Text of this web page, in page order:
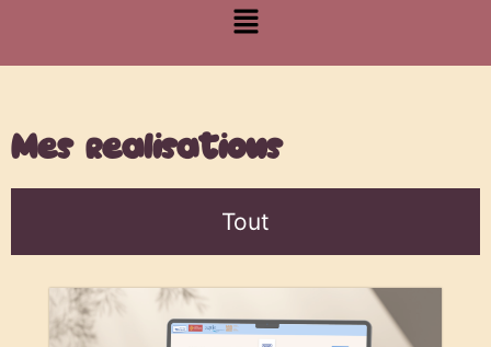
Mes réalisations
Tout